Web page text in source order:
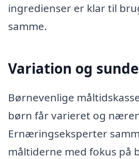
ingredienser er klar til
samme.
Variation og
Børnevenlige
børn får varieret og
Ernæringseksperter
måltiderne med fokus på